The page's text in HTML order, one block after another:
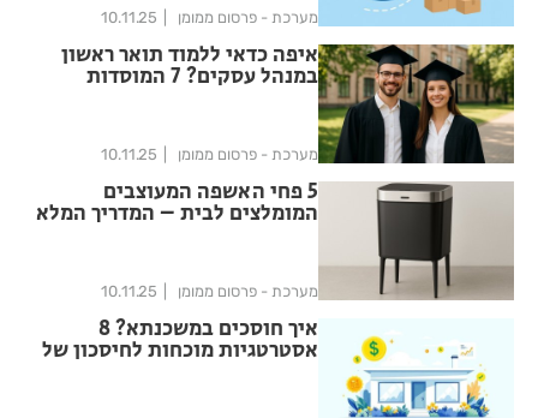
מערכת - פרסום ממומן 10.11.25
איפה כדאי ללמוד תואר ראשון
במנהל עסקים? 7 המוסדות
מערכת - פרסום ממומן 10.11.25
5 פחי האשפה המעוצבים
המומלצים לבית – המדריך המלא
מערכת - פרסום ממומן 10.11.25
איך חוסכים במשכנתא? 8
אסטרטגיות מוכחות לחיסכון של